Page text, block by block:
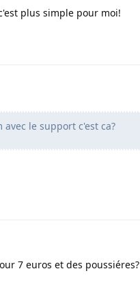
plus simple pour moi!
le support c'est ca?
7 euros et des poussiéres?